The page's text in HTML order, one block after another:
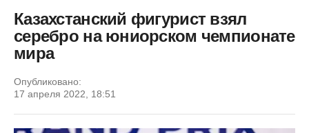
Казахстанский фигурист взял
серебро на юниорском чемпионате
мира
Опубликовано:
17 апреля 2022, 18:51